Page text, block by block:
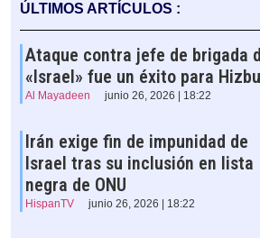
ÚLTIMOS ARTÍCULOS :
Ataque contra jefe de brigada
«Israel» fue un éxito para
Al Mayadeen junio 26, 2026 | 18:22
Irán exige fin de impunidad de
Israel tras su inclusión en lista
negra de ONU
HispanTV junio 26, 2026 | 18:22